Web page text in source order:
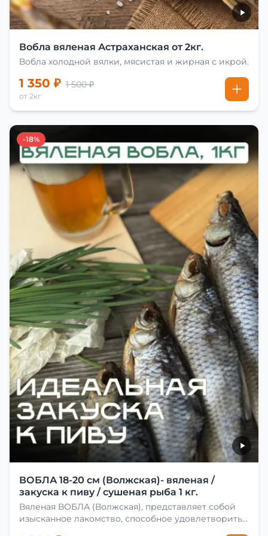
Вобла вяленая Астраханская от 2кг.
Вобла холодной вялки, мясистая и жирная с икрой.
1 350 ₽ 1 500 ₽
от 2кг
-18%
ВОБЛА 18-20 см (Волжская)- вяленая /
закуска к пиву / сушеная рыба 1 кг.
Вяленая ВОБЛА (Волжская), представляет собой
изысканное лакомство, способное удовлетворить